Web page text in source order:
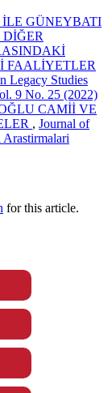
GÜNEYBATI
FAALİYETLER
Legacy Studies
9 No. 25 (2022)
CAMİİ VE
, Journal of
for this article.